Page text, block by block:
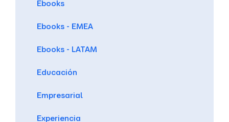
Ebooks
Ebooks - EMEA
Ebooks - LATAM
Educación
Empresarial
Experiencia